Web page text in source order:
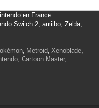
en France
Switch 2, amiibo, Zelda,
, Metroid, Xenoblade,
, Cartoon Master,